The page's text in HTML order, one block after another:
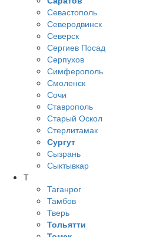
Севастополь
Северодвинск
Северск
Сергиев Посад
Серпухов
Симферополь
Смоленск
Сочи
Ставрополь
Старый Оскол
Стерлитамак
Сургут
Сызрань
Сыктывкар
Т
Таганрог
Тамбов
Тверь
Тольятти